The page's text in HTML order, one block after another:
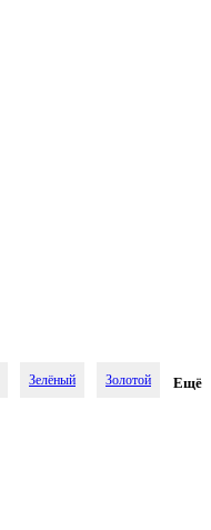
Зелёный Золотой Ещё